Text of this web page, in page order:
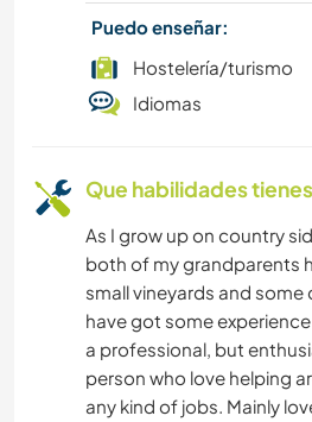
Puedo enseñar:
Hostelería/turismo
Idiomas
Que habilidades
As I grow up on country
both of my grandparents
small vineyards and some
have got some
a professional, but
person who love helping
any kind of jobs. Mainly